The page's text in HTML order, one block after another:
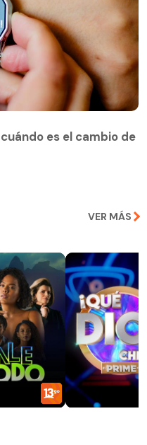
es el cambio de
VER MÁS